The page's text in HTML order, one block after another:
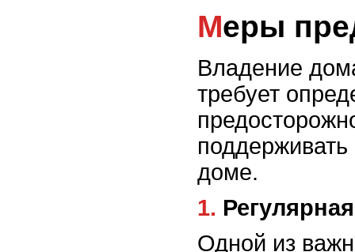
Меры
Владение
требует
поддерживать
доме.
1.
Одной из